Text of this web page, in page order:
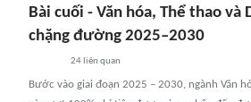
Bài cuối - Văn hóa, Thể thao
chặng đường 2025–2030
24liên quan
Bước vào giai đoạn 2025 – 2030, ngành Văn